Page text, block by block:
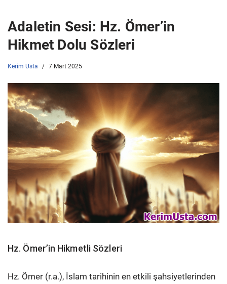
Adaletin Sesi: Hz. Ömer’in
Hikmet Dolu Sözleri
Kerim Usta 7 Mart 2025
Hz. Ömer’in Hikmetli Sözleri
Hz. Ömer (r.a.), İslam tarihinin en etkili şahsiyetlerinden